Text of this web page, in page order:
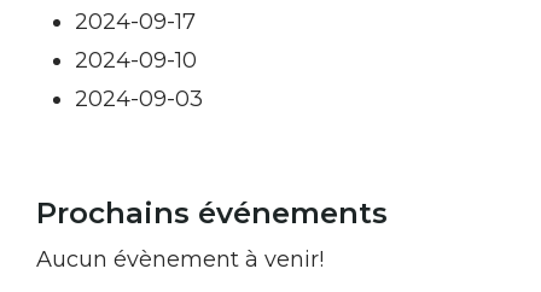
Prochains événements
Aucun évènement à venir!
2024-09-17
2024-09-10
2024-09-03